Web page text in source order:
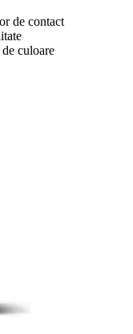
de contact
culoare